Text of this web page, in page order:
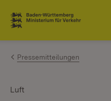
Zum Inhalt springen
Link zur Startseite
Pressemitteilungen
Luft